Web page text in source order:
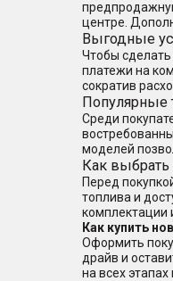
центре.
Выгодные
Чтобы
платежи на
сократив
Популярные
Среди
моделей
Как
Перед
топлива и
комплектации
Как купить
Оформить
драйв и
на всех